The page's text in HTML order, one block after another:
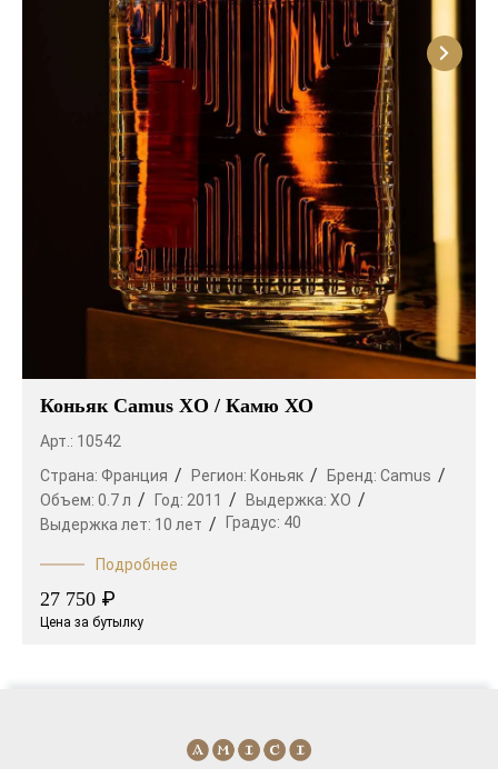
Коньяк Camus XO / Камю ХО
Арт.: 10542
Страна: Франция Регион: Коньяк Бренд: Camus
Объем: 0.7 л Год: 2011 Выдержка: XO
Выдержка лет: 10 лет Градус: 40
Подробнее
27 750 ₽
Цена за бутылку